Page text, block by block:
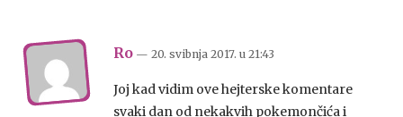
Ro — 20. svibnja 2017. u 21:43
Joj kad vidim ove hejterske komentare
svaki dan od nekakvih pokemončića i